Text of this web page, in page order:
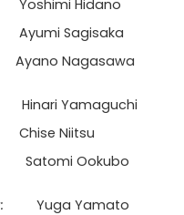
Yoshimi Hidano
Ayumi Sagisaka
Ayano Nagasawa
Hinari Yamaguchi
Chise Niitsu
Satomi Ookubo
Yuga Yamato